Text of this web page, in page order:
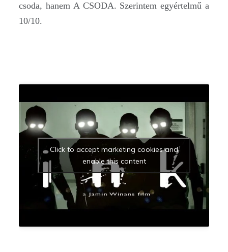
csoda, hanem A CSODA. Szerintem egyértelmű a
10/10.
Click to accept marketing cookies and
enable this content